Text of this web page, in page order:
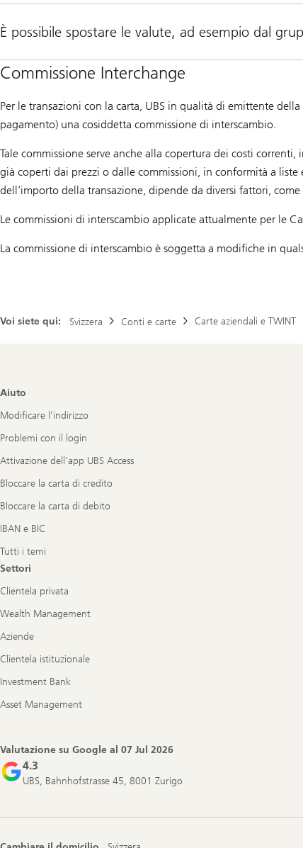
È possibile spostare le valute, ad esempio dal
Commissione Interchange
Per le transazioni con la carta, UBS in qualità di emittente
pagamento) una cosiddetta commissione di interscambio.
Tale commissione serve anche alla copertura dei costi
già coperti dai prezzi o dalle commissioni, in conformità a
dell’importo della transazione, dipende da diversi fattori,
Le commissioni di interscambio applicate attualmente per le
La commissione di interscambio è soggetta a modifiche in
Voi siete qui: Svizzera Conti e carte Carte aziendali e TWINT
Footer
Aiuto
Modificare l’indirizzo
Problemi con il login
Attivazione dell'app UBS Access
Bloccare la carta di credito
Bloccare la carta di debito
IBAN e BIC
Tutti i temi
Settori
Clientela privata
Wealth Management
Aziende
Clientela istituzionale
Investment Bank
Asset Management
Valutazione su Google al 07 Jul 2026
4.3
UBS, Bahnhofstrasse 45, 8001 Zurigo